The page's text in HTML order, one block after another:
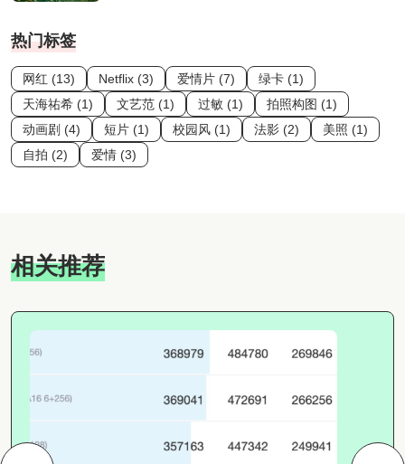
热门标签
网红 (13) Netflix (3) 爱情片 (7)
绿卡 (1)
天海祐希 (1)
文艺范 (1) 过敏 (1)
拍照构图 (1)
动画剧 (4)
短片 (1) 校园风 (1) 法影 (2)
美照 (1)
自拍 (2)
爱情 (3)
相关推荐